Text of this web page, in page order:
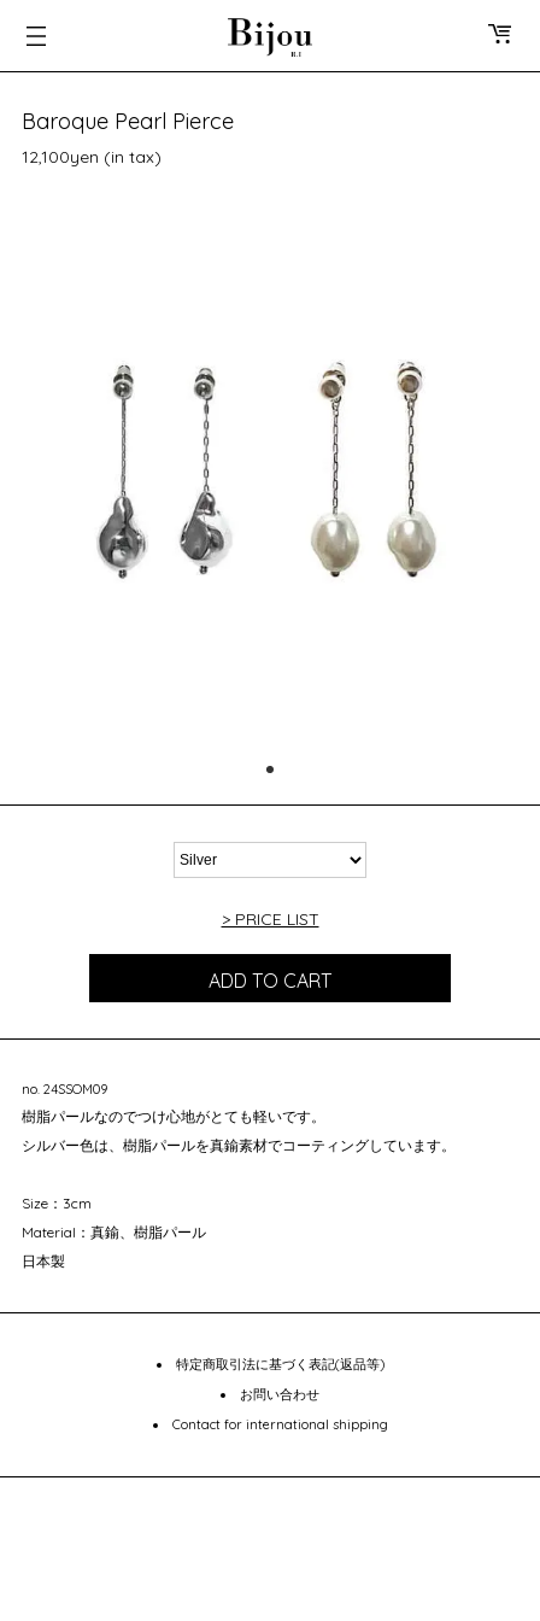
Baroque Pearl Pierce
12,100yen (in tax)
> PRICE LIST
no. 24SSOM09
樹脂パールなのでつけ心地がとても軽いです。
シルバー色は、樹脂パールを真鍮素材でコーティングしています。
Size：3cm
Material：真鍮、樹脂パール
日本製
特定商取引法に基づく表記(返品等)
お問い合わせ
Contact for international shipping